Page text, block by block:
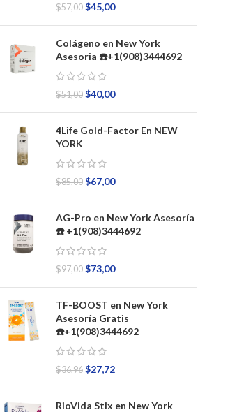
$57,00 $45,00
Colágeno en New York
Asesoria ☎️+1(908)3444692
$51,00 $40,00
4Life Gold-Factor En NEW
YORK
$85,00 $67,00
AG-Pro en New York Asesoría
☎️ +1(908)3444692
$97,00 $73,00
TF-BOOST en New York
Asesoría Gratis
☎️+1(908)3444692
$36,96 $27,72
RioVida Stix en New York